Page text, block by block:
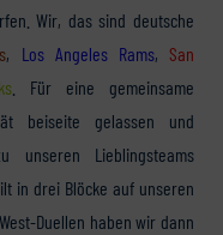
Wir, das sind deutsche
, Los Angeles Rams, San
. Für eine gemeinsame
beiseite gelassen und
unseren Lieblingsteams
in drei Blöcke auf unseren
Duellen haben wir dann